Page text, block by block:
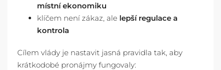
místní ekonomiku
klíčem není zákaz, ale lepší regulace a
kontrola
Cílem vlády je nastavit jasná pravidla tak, aby
krátkodobé pronájmy fungovaly: